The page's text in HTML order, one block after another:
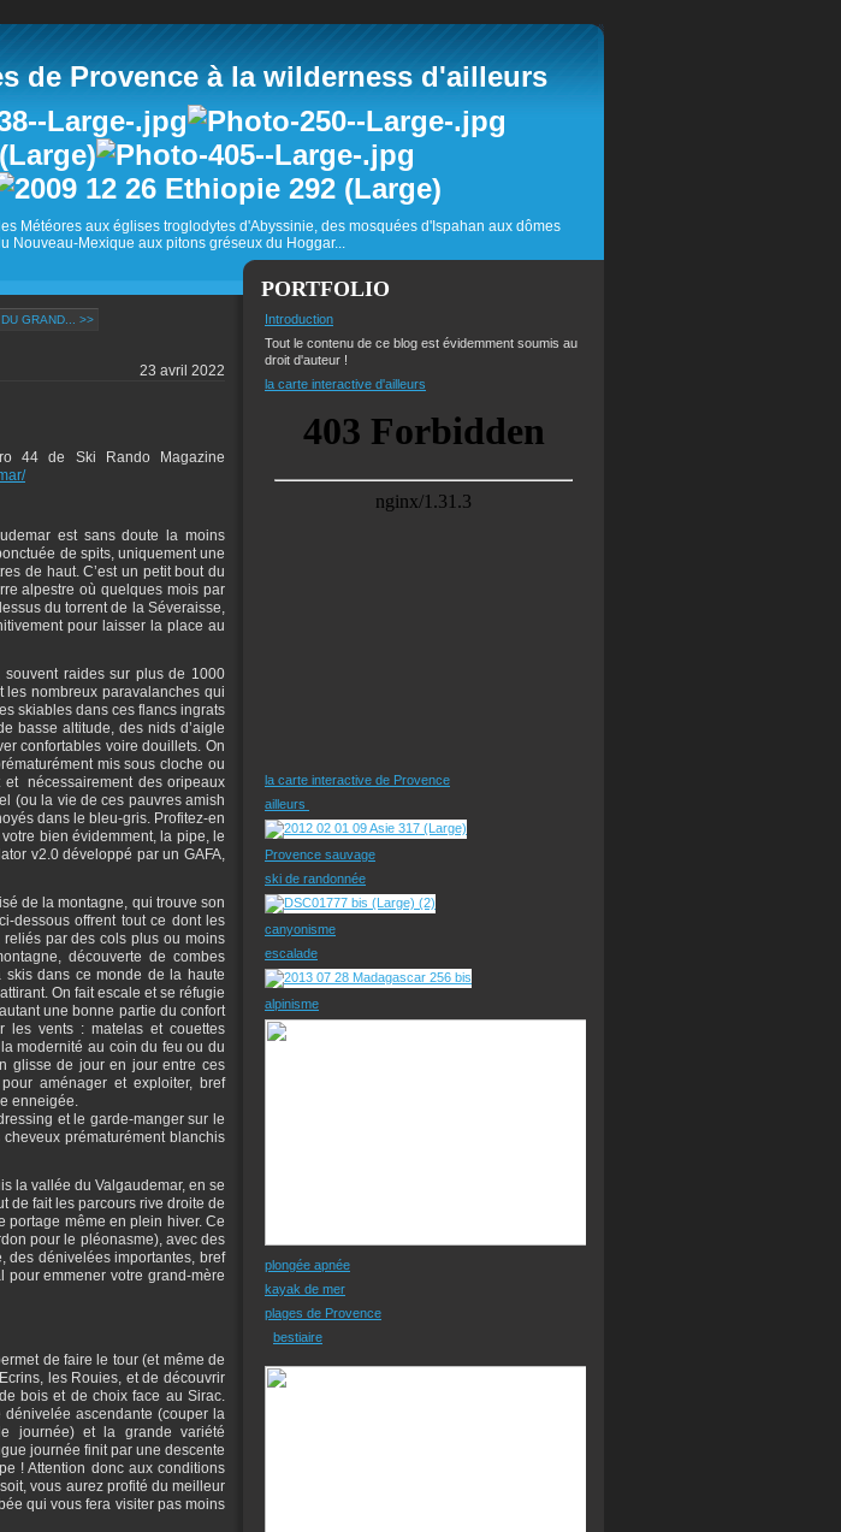
de Provence à la wilderness d'ailleurs
Météores aux églises troglodytes d'Abyssinie, des mosquées d'Ispahan aux dômes
Mexique aux pitons gréseux du Hoggar...
GRAND... >>
23 avril 2022
44 de Ski Rando Magazine
est sans doute la moins
de spits, uniquement une
de haut. C’est un petit bout du
alpestre où quelques mois par
du torrent de la Séveraisse,
pour laisser la place au
raides sur plus de 1000
les nombreux paravalanches qui
skiables dans ces flancs ingrats
basse altitude, des nids d’aigle
confortables voire douillets. On
mis sous cloche ou
et nécessairement des oripeaux
(ou la vie de ces pauvres amish
dans le bleu-gris. Profitez-en
bien évidemment, la pipe, le
v2.0 développé par un GAFA,
de la montagne, qui trouve son
dessous offrent tout ce dont les
par des cols plus ou moins
découverte de combes
skis dans ce monde de la haute
On fait escale et se réfugie
une bonne partie du confort
les vents : matelas et couettes
modernité au coin du feu ou du
glisse de jour en jour entre ces
aménager et exploiter, bref
enneigée.
et le garde-manger sur le
prématurément blanchis
la vallée du Valgaudemar, en se
de fait les parcours rive droite de
portage même en plein hiver. Ce
pour le pléonasme), avec des
des dénivelées importantes, bref
pour emmener votre grand-mère
de faire le tour (et même de
les Rouies, et de découvrir
bois et de choix face au Sirac.
ascendante (couper la
journée) et la grande variété
journée finit par une descente
! Attention donc aux conditions
vous aurez profité du meilleur
qui vous fera visiter pas moins
PORTFOLIO
Introduction
Tout le contenu de ce blog est évidemment soumis au
droit d'auteur !
la carte interactive d'ailleurs
la carte interactive de Provence
ailleurs
Provence sauvage
ski de randonnée
canyonisme
escalade
alpinisme
plongée apnée
kayak de mer
plages de Provence
bestiaire